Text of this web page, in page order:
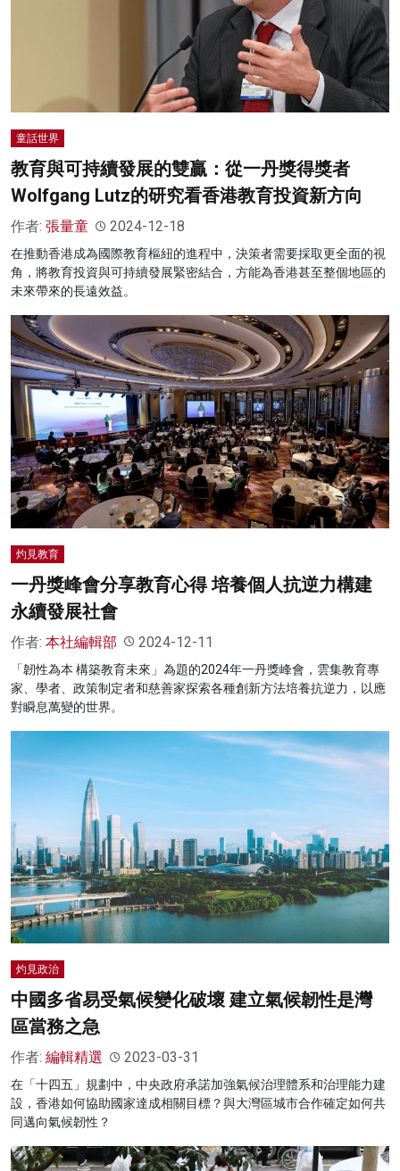
童話世界
教育與可持續發展的雙贏：從一丹獎得獎者
Wolfgang Lutz的研究看香港教育投資新方向
作者: 張量童 2024-12-18
在推動香港成為國際教育樞紐的進程中，決策者需要採取更全面的視
角，將教育投資與可持續發展緊密結合，方能為香港甚至整個地區的
未來帶來的長遠效益。
灼見教育
一丹獎峰會分享教育心得 培養個人抗逆力構建
永續發展社會
作者: 本社編輯部 2024-12-11
「韌性為本 構築教育未來」為題的2024年一丹獎峰會，雲集教育專
家、學者、政策制定者和慈善家探索各種創新方法培養抗逆力，以應
對瞬息萬變的世界。
灼見政治
中國多省易受氣候變化破壞 建立氣候韌性是灣
區當務之急
作者: 編輯精選 2023-03-31
在「十四五」規劃中，中央政府承諾加強氣候治理體系和治理能力建
設，香港如何協助國家達成相關目標？與大灣區城市合作確定如何共
同邁向氣候韌性？